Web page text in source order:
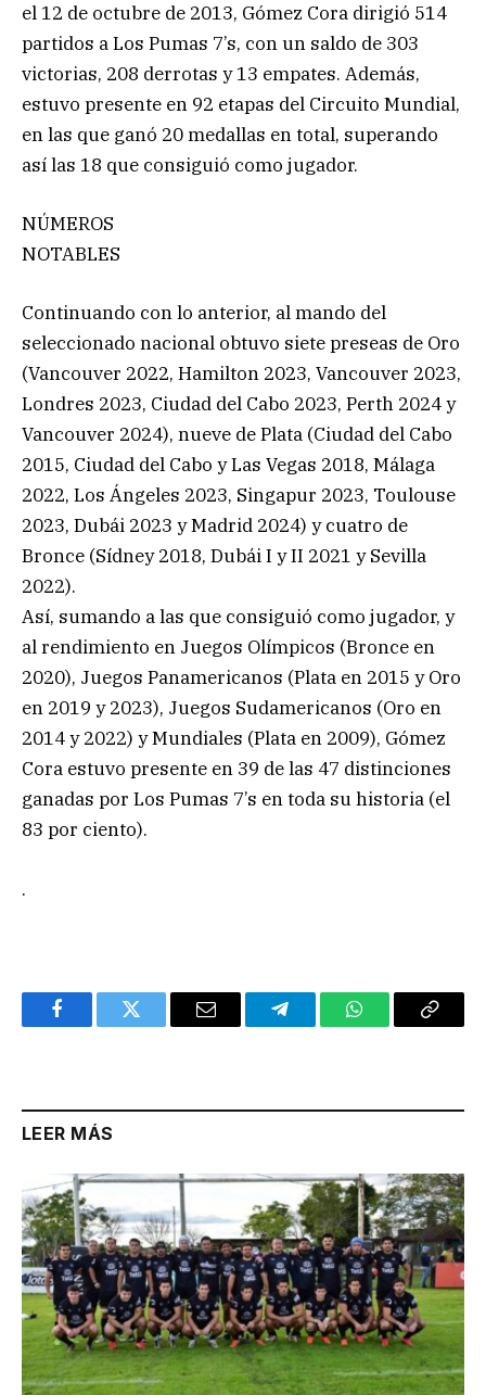
el 12 de octubre de 2013, Gómez Cora dirigió 514
partidos a Los Pumas 7’s, con un saldo de 303
victorias, 208 derrotas y 13 empates. Además,
estuvo presente en 92 etapas del Circuito Mundial,
en las que ganó 20 medallas en total, superando
así las 18 que consiguió como jugador.
NÚMEROS
NOTABLES
Continuando con lo anterior, al mando del
seleccionado nacional obtuvo siete preseas de Oro
(Vancouver 2022, Hamilton 2023, Vancouver 2023,
Londres 2023, Ciudad del Cabo 2023, Perth 2024 y
Vancouver 2024), nueve de Plata (Ciudad del Cabo
2015, Ciudad del Cabo y Las Vegas 2018, Málaga
2022, Los Ángeles 2023, Singapur 2023, Toulouse
2023, Dubái 2023 y Madrid 2024) y cuatro de
Bronce (Sídney 2018, Dubái I y II 2021 y Sevilla
2022).
Así, sumando a las que consiguió como jugador, y
al rendimiento en Juegos Olímpicos (Bronce en
2020), Juegos Panamericanos (Plata en 2015 y Oro
en 2019 y 2023), Juegos Sudamericanos (Oro en
2014 y 2022) y Mundiales (Plata en 2009), Gómez
Cora estuvo presente en 39 de las 47 distinciones
ganadas por Los Pumas 7’s en toda su historia (el
83 por ciento).
.
FacebookTwitter Email TelegramWhatsAppCopy
LEER MÁS